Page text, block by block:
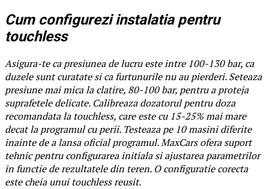
Cum configurezi instalatia pentru
touchless
Asigura-te ca presiunea de lucru este intre 100-130 bar, ca
duzele sunt curatate si ca furtunurile nu au pierderi. Seteaza
presiune mai mica la clatire, 80-100 bar, pentru a proteja
suprafetele delicate. Calibreaza dozatorul pentru doza
recomandata la touchless, care este cu 15-25% mai mare
decat la programul cu perii. Testeaza pe 10 masini diferite
inainte de a lansa oficial programul. MaxCars ofera suport
tehnic pentru configurarea initiala si ajustarea parametrilor
in functie de rezultatele din teren. O configuratie corecta
este cheia unui touchless reusit.